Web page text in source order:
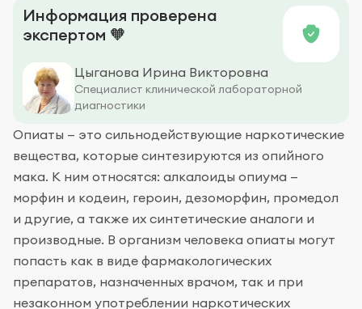
Информация проверена
экспертом 🧡
Цыганова Ирина Викторовна
Специалист клинической лабораторной
диагностики
Опиаты — это сильнодействующие наркотические
вещества, которые синтезируются из опийного
мака. К ним относятся: алкалоиды опиума —
морфин и кодеин, героин, дезоморфин, промедол
и другие, а также их синтетические аналоги и
производные. В организм человека опиаты могут
попасть как в виде фармакологических
препаратов, назначенных врачом, так и при
незаконном употреблении наркотических